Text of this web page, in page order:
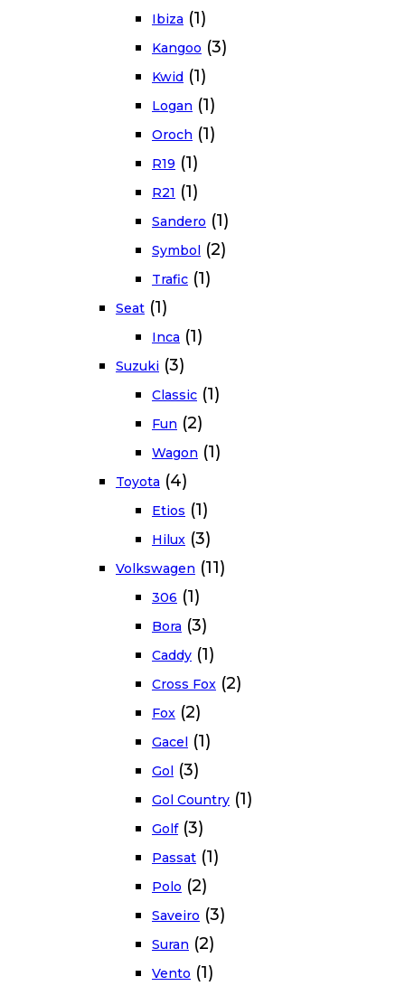
Ibiza (1)
Kangoo (3)
Kwid (1)
Logan (1)
Oroch (1)
R19 (1)
R21 (1)
Sandero (1)
Symbol (2)
Trafic (1)
Seat (1)
Inca (1)
Suzuki (3)
Classic (1)
Fun (2)
Wagon (1)
Toyota (4)
Etios (1)
Hilux (3)
Volkswagen (11)
306 (1)
Bora (3)
Caddy (1)
Cross Fox (2)
Fox (2)
Gacel (1)
Gol (3)
Gol Country (1)
Golf (3)
Passat (1)
Polo (2)
Saveiro (3)
Suran (2)
Vento (1)